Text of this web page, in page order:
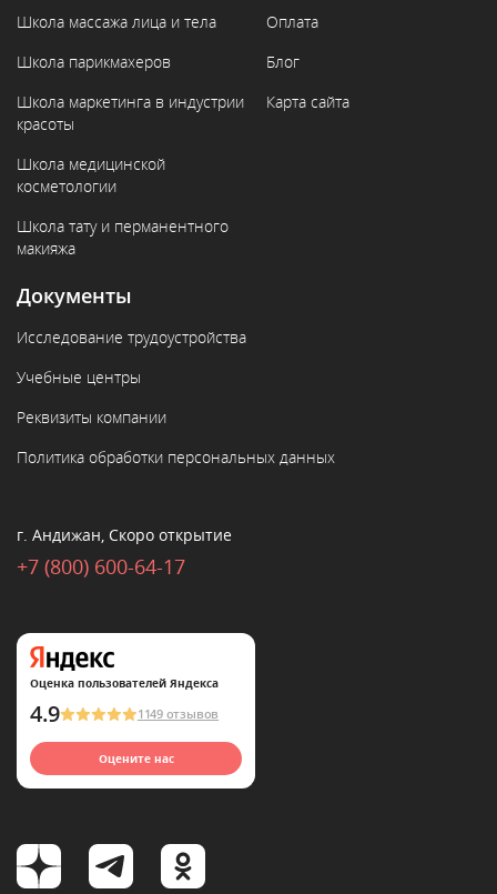
Школа массажа лица и тела
Школа парикмахеров
Школа маркетинга в индустрии
красоты
Школа медицинской
косметологии
Школа тату и перманентного
макияжа
Оплата
Блог
Карта сайта
Документы
Исследование трудоустройства
Учебные центры
Реквизиты компании
Политика обработки персональных данных
г. Андижан, Скоро открытие
+7 (800) 600-64-17
Оценка пользователей Яндекса
4.9 1149 отзывов
Оцените нас